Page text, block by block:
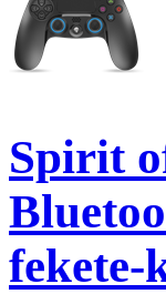
Spirit
fekete-